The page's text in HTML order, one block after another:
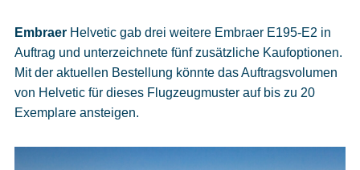
EmbraerHelvetic gab drei weitere Embraer E195-E2 in
Auftrag und unterzeichnete fünf zusätzliche Kaufoptionen.
Mit der aktuellen Bestellung könnte das Auftragsvolumen
von Helvetic für dieses Flugzeugmuster auf bis zu 20
Exemplare ansteigen.